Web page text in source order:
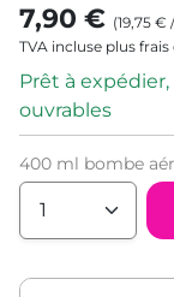
7,90 € (19,75 €
TVA incluse plus
Prêt à expédier,
ouvrables
400 ml bombe